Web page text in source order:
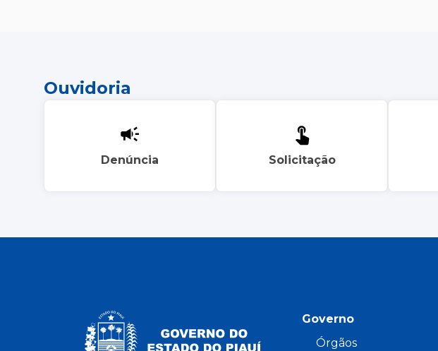
Ouvidoria
Denúncia Solicitação
Governo
Órgãos